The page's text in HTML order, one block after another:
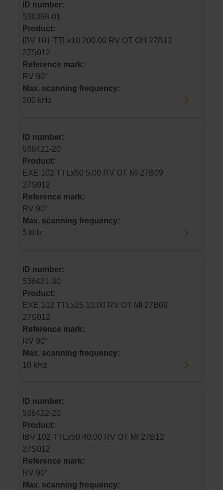
ID number:
536398-01
Product:
IBV 101 TTLx10 200.00 RV OT OH 27B12
27S012
Reference mark:
RV 90°
Max. scanning frequency:
200 kHz
ID number:
536421-20
Product:
EXE 102 TTLx50 5.00 RV OT MI 27B09
27S012
Reference mark:
RV 90°
Max. scanning frequency:
5 kHz
ID number:
536421-30
Product:
EXE 102 TTLx25 10.00 RV OT MI 27B09
27S012
Reference mark:
RV 90°
Max. scanning frequency:
10 kHz
ID number:
536422-20
Product:
IBV 102 TTLx50 40.00 RV OT MI 27B12
27S012
Reference mark:
RV 90°
Max. scanning frequency: